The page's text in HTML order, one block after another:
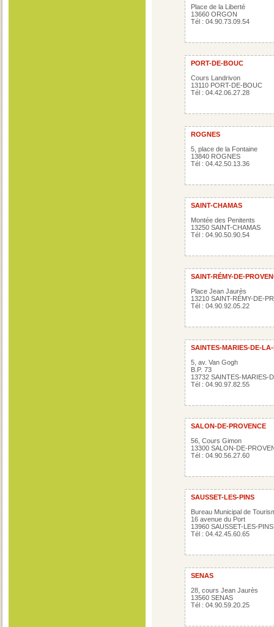
Place de la Liberté
13660 ORGON
Tél : 04.90.73.09.54
PORT-DE-BOUC
Cours Landrivon
13110 PORT-DE-BOUC
Tél : 04.42.06.27.28
ROGNES
5, place de la Fontaine
13840 ROGNES
Tél : 04.42.50.13.36
SAINT-CHAMAS
Montée des Penitents
13250 SAINT-CHAMAS
Tél : 04.90.50.90.54
SAINT-RÉMY-DE-
Place Jean Jaurès
13210 SAINT-RÉMY-DE-
Tél : 04.90.92.05.22
SAINTES-MARIES-DE-
5, av. Van Gogh
B.P. 73
13732 SAINTES-MARIES-
Tél : 04.90.97.82.55
SALON-DE-PROVENCE
56, Cours Gimon
13300 SALON-DE-
Tél : 04.90.56.27.60
SAUSSET-LES-PINS
Bureau Municipal de
16 avenue du Port
13960 SAUSSET-LES-PINS
Tél : 04.42.45.60.65
SENAS
28, cours Jean Jaurès
13560 SENAS
Tél : 04.90.59.20.25